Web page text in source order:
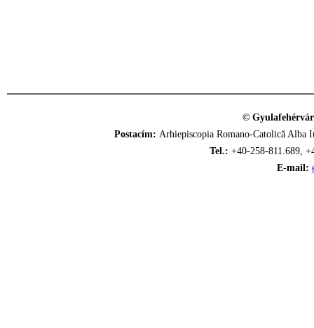
©
Postacím: Arhiepiscopia Romano-Catolică
Tel.: +40-258-811.689,
E-mail: